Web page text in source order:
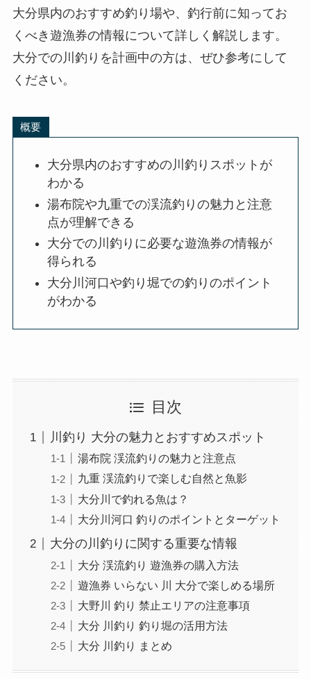
大分県内のおすすめ釣り場や、釣行前に知ってお
くべき遊漁券の情報について詳しく解説します。
大分での川釣りを計画中の方は、ぜひ参考にして
ください。
概要
大分県内のおすすめの川釣りスポットが
わかる
湯布院や九重での渓流釣りの魅力と注意
点が理解できる
大分での川釣りに必要な遊漁券の情報が
得られる
大分川河口や釣り堀での釣りのポイント
がわかる
目次
川釣り 大分の魅力とおすすめスポット
湯布院 渓流釣りの魅力と注意点
九重 渓流釣りで楽しむ自然と魚影
大分川で釣れる魚は？
大分川河口 釣りのポイントとターゲット
大分の川釣りに関する重要な情報
大分 渓流釣り 遊漁券の購入方法
遊漁券 いらない 川 大分で楽しめる場所
大野川 釣り 禁止エリアの注意事項
大分 川釣り 釣り堀の活用方法
大分 川釣り まとめ